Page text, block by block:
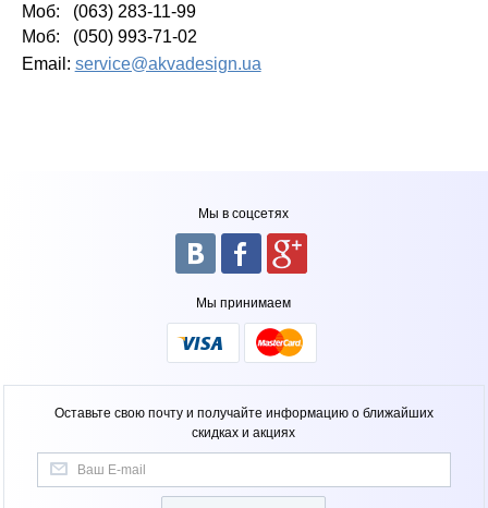
Моб: (063) 283-11-99
Моб: (050) 993-71-02
Email: service@akvadesign.ua
Мы в соцсетях
Мы принимаем
Оставьте свою почту и получайте информацию о ближайших
скидках и акциях